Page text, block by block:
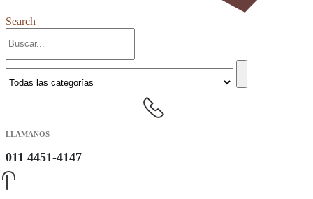
Search
LLAMANOS
011 4451-4147